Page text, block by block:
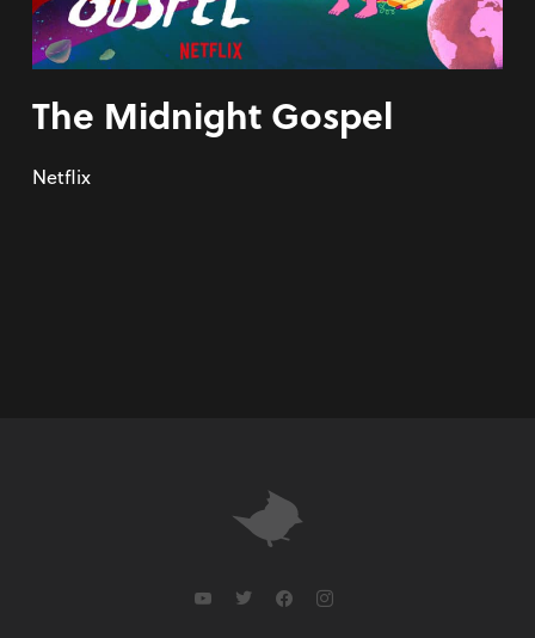
The Midnight Gospel
Netflix
youtubetwitterfacebookinstagram